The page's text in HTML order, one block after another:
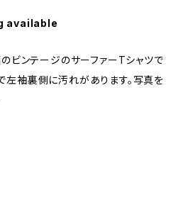
available
ビンテージのサーファーTシャツで
左袖裏側に汚れがあります。写真を